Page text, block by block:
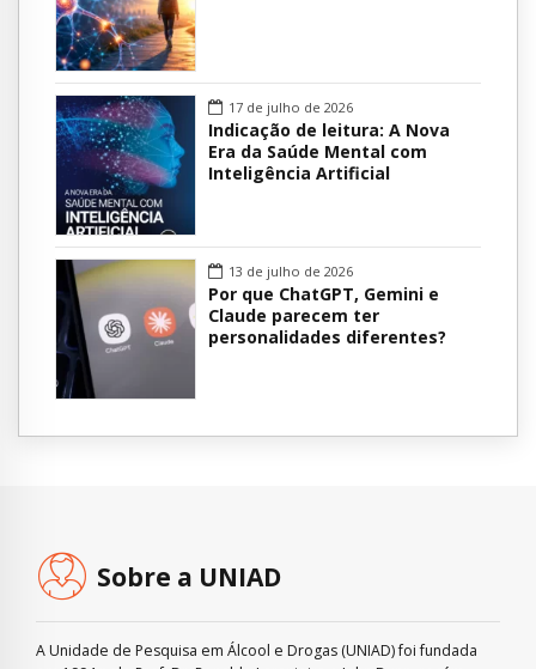
17 de julho de 2026
Indicação de leitura: A Nova
Era da Saúde Mental com
Inteligência Artificial
13 de julho de 2026
Por que ChatGPT, Gemini e
Claude parecem ter
personalidades diferentes?
Sobre a UNIAD
A Unidade de Pesquisa em Álcool e Drogas (UNIAD) foi fundada